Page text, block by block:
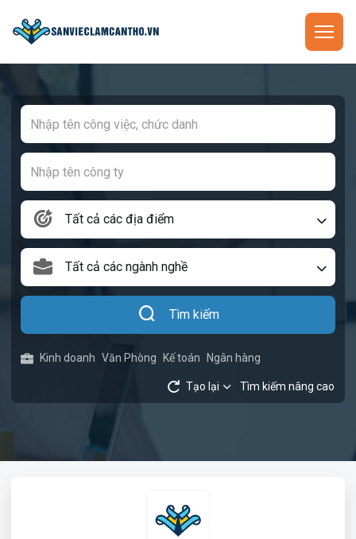
Tất cả các địa điểm
Tất cả các ngành nghề
Tìm kiếm
Kinh doanh Văn Phòng Kế toán Ngân hàng
Tạo lại Tìm kiếm nâng cao